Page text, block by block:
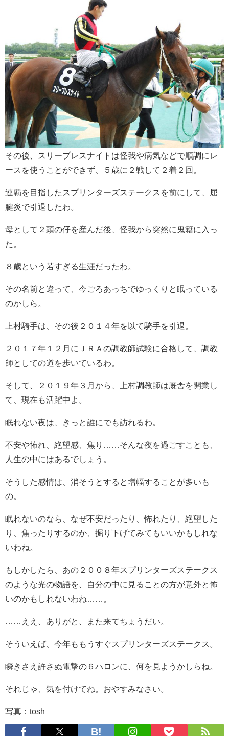
その後、スリープレスナイトは怪我や病気などで順調にレ
ースを使うことができず、５歳に２戦して２着２回。
連覇を目指したスプリンターズステークスを前にして、屈
腱炎で引退したわ。
母として２頭の仔を産んだ後、怪我から突然に鬼籍に入っ
た。
８歳という若すぎる生涯だったわ。
その名前と違って、今ごろあっちでゆっくりと眠っている
のかしら。
上村騎手は、その後２０１４年を以て騎手を引退。
２０１７年１２月にＪＲＡの調教師試験に合格して、調教
師としての道を歩いているわ。
そして、２０１９年３月から、上村調教師は厩舎を開業し
て、現在も活躍中よ。
眠れない夜は、きっと誰にでも訪れるわ。
不安や怖れ、絶望感、焦り……そんな夜を過ごすことも、
人生の中にはあるでしょう。
そうした感情は、消そうとすると増幅することが多いも
の。
眠れないのなら、なぜ不安だったり、怖れたり、絶望した
り、焦ったりするのか、掘り下げてみてもいいかもしれな
いわね。
もしかしたら、あの２００８年スプリンターズステークス
のような光の物語を、自分の中に見ることの方が意外と怖
いのかもしれないわね……。
……ええ、ありがと、また来てちょうだい。
そういえば、今年ももうすぐスプリンターズステークス。
瞬きさえ許さぬ電撃の６ハロンに、何を見ようかしらね。
それじゃ、気を付けてね。おやすみなさい。
写真：tosh